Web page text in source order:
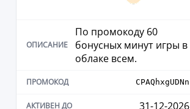
По промокоду 60
бонусных минут игры в
облаке всем.
CPAQhxgUDNn
31-12-2026